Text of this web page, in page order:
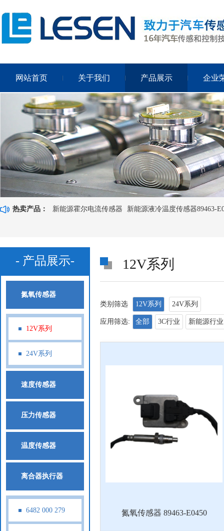
网站首页 关于我们 产品展示 企业
热卖产品： 新能源霍尔电流传感器 新能源液冷温度传感器89463-
- 产品展示-
氮氧传感器
12V系列
24V系列
速度传感器
压力传感器
温度传感器
离合器执行器
6482 000 279
12V系列
类别筛选 12V系列 24V系列
应用筛选: 全部 3C行业 新能源行业
氮氧传感器 89463-E0450